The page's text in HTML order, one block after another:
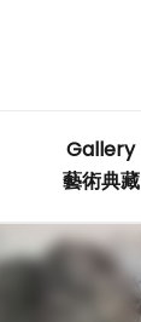
Gallery
藝術典藏